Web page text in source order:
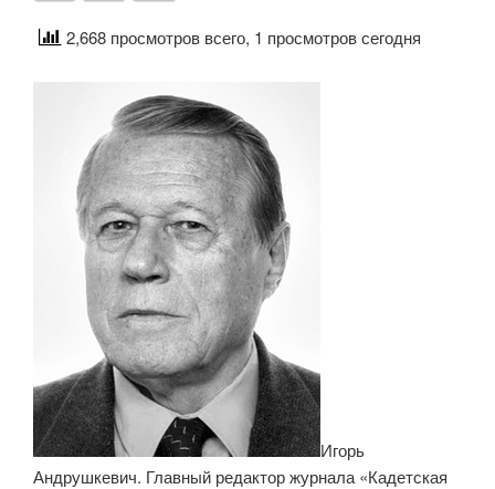
2,668 просмотров всего, 1 просмотров сегодня
Игорь
Андрушкевич. Главный редактор журнала «Кадетская